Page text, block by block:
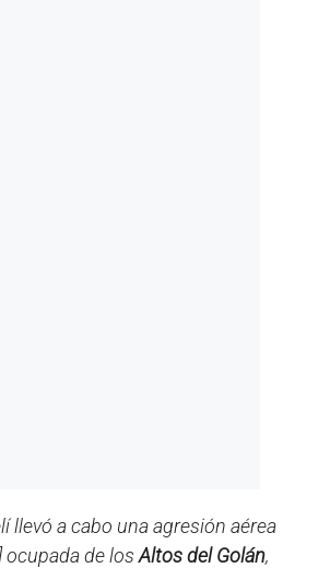
llevó a cabo una agresión aérea
ocupada de losAltos del Golán,